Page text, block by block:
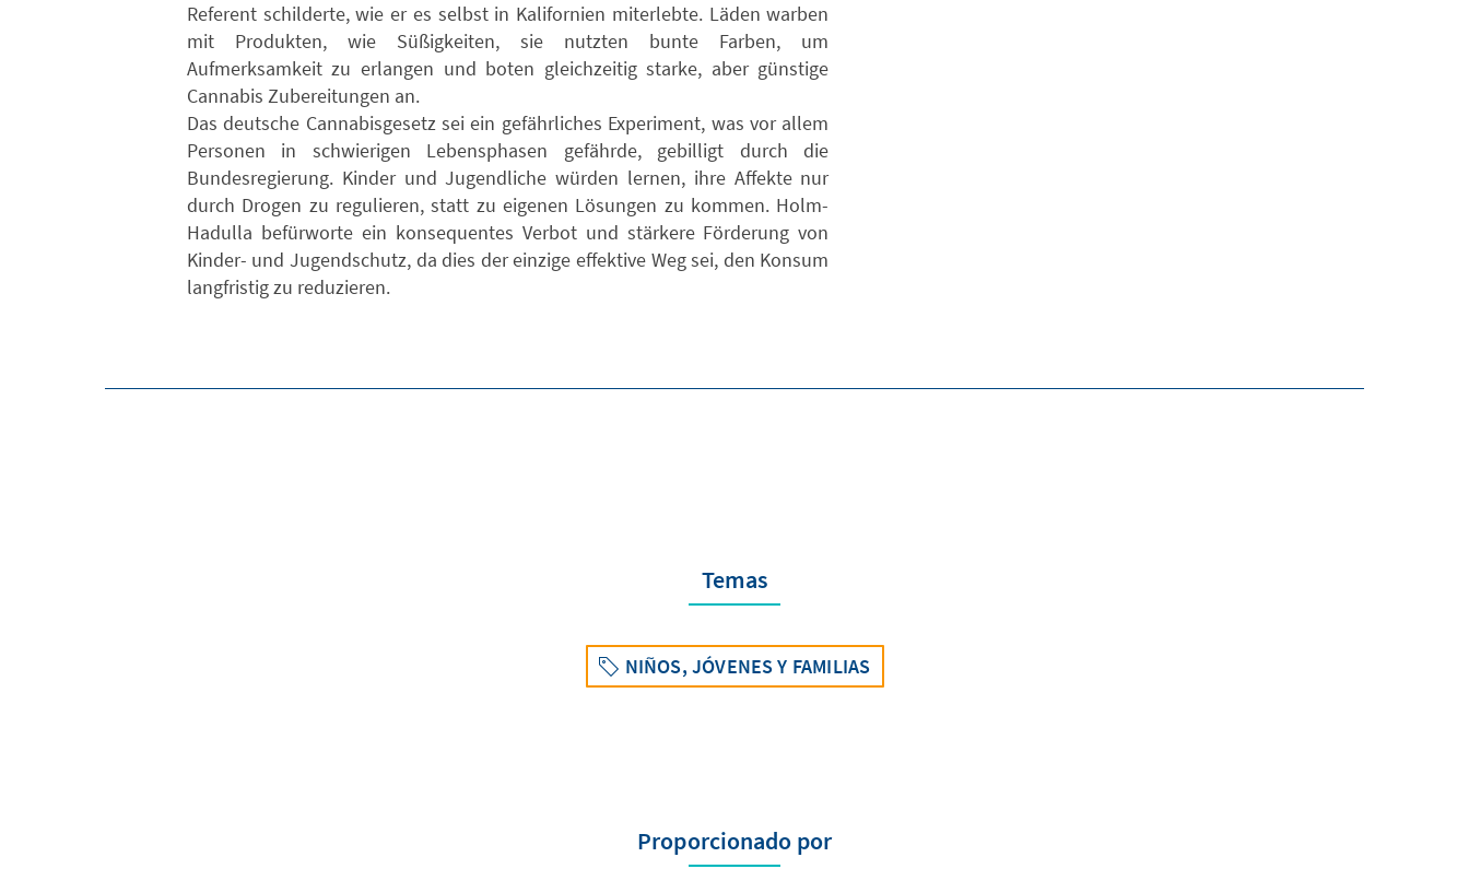
Referent schilderte, wie er es selbst in Kalifornien miterlebte. Läden warben
mit Produkten, wie Süßigkeiten, sie nutzten bunte Farben, um
Aufmerksamkeit zu erlangen und boten gleichzeitig starke, aber günstige
Cannabis Zubereitungen an.
Das deutsche Cannabisgesetz sei ein gefährliches Experiment, was vor allem
Personen in schwierigen Lebensphasen gefährde, gebilligt durch die
Bundesregierung. Kinder und Jugendliche würden lernen, ihre Affekte nur
durch Drogen zu regulieren, statt zu eigenen Lösungen zu kommen. Holm-
Hadulla befürworte ein konsequentes Verbot und stärkere Förderung von
Kinder- und Jugendschutz, da dies der einzige effektive Weg sei, den Konsum
langfristig zu reduzieren.
Temas
NIÑOS, JÓVENES Y FAMILIAS
Proporcionado por